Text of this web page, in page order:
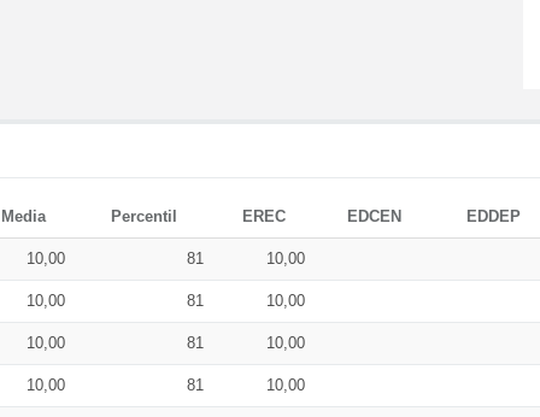
Media Percentil EREC EDCEN EDDEP
10,00 81 10,00
10,00 81 10,00
10,00 81 10,00
10,00 81 10,00